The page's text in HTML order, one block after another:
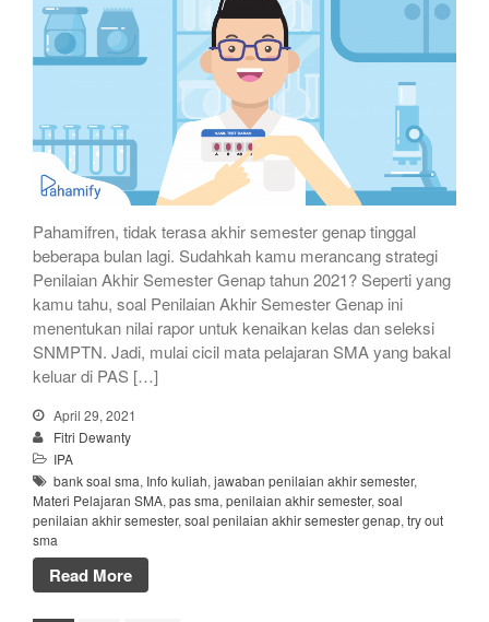
Pahamifren, tidak terasa akhir semester genap tinggal
beberapa bulan lagi. Sudahkah kamu merancang strategi
Penilaian Akhir Semester Genap tahun 2021? Seperti yang
kamu tahu, soal Penilaian Akhir Semester Genap ini
menentukan nilai rapor untuk kenaikan kelas dan seleksi
SNMPTN. Jadi, mulai cicil mata pelajaran SMA yang bakal
keluar di PAS […]
April 29, 2021
Fitri Dewanty
IPA
bank soal sma, Info kuliah, jawaban penilaian akhir semester,
Materi Pelajaran SMA, pas sma, penilaian akhir semester, soal
penilaian akhir semester, soal penilaian akhir semester genap, try out
sma
Read More